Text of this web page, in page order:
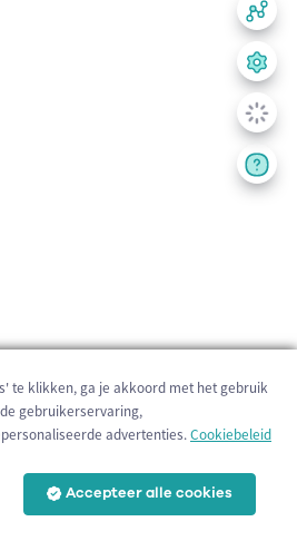
te klikken, ga je akkoord met het gebruik
gebruikerservaring,
advertenties.Cookiebeleid
Accepteer alle cookies